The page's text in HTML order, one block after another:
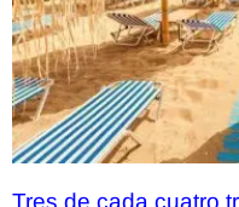
Tres de cada cuatro